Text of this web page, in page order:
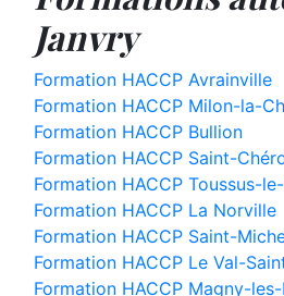
Janvry
Formation HACCP Avrainville
Formation HACCP Milon-la-
Formation HACCP Bullion
Formation HACCP Saint-
Formation HACCP Toussus-
Formation HACCP La Norville
Formation HACCP Saint-
Formation HACCP Le Val-
Formation HACCP Magny-